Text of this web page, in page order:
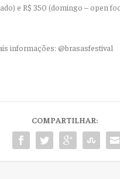
e R$ 350 (domingo – open
informações: @brasasfestival
COMPARTILHAR: